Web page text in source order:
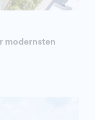
modernsten